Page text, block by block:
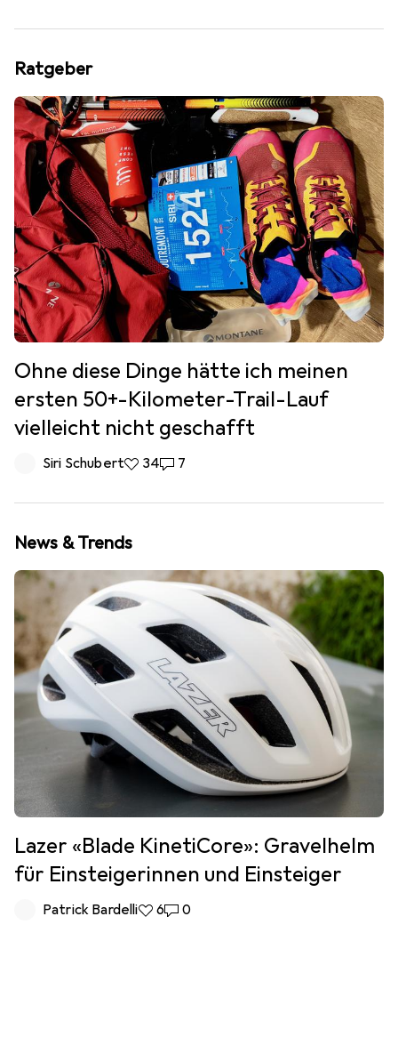
Ratgeber
Ohne diese Dinge hätte ich meinen
ersten 50+-Kilometer-Trail-Lauf
vielleicht nicht geschafft
Siri Schubert34 Likes
347 Kommentare
7
News & Trends
Lazer «Blade KinetiCore»: Gravelhelm
für Einsteigerinnen und Einsteiger
Patrick Bardelli6 Likes
60 Kommentare
0